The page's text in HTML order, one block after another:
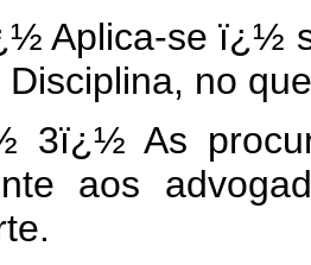
se ï¿½
no
aos